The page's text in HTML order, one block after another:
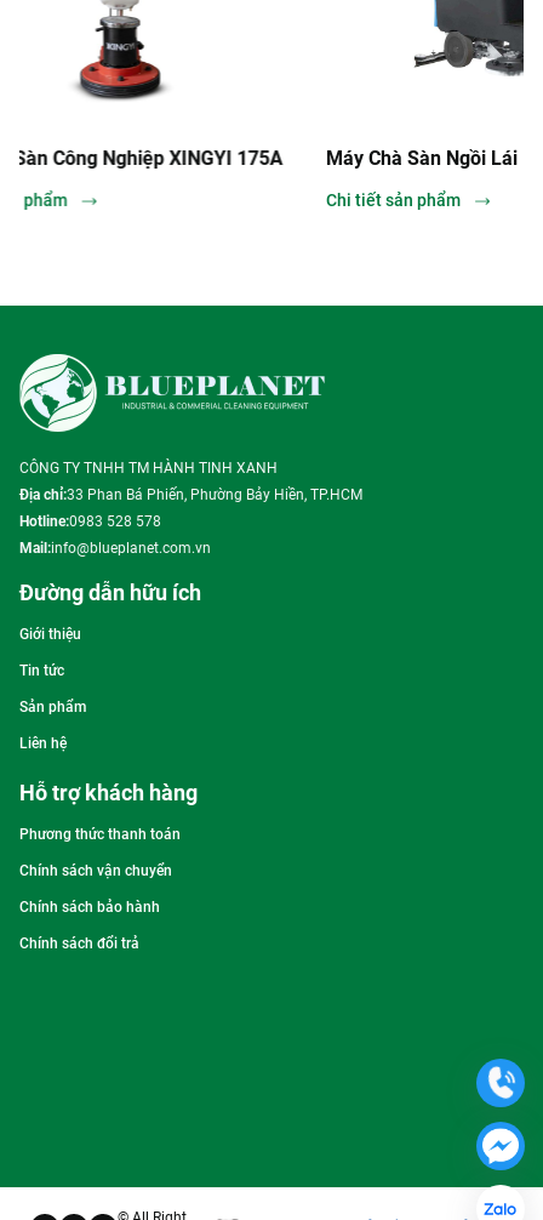
175A Máy Chà Sàn Ngồi Lái Fimap MR85B
CÔNG TY TNHH TM HÀNH TINH XANH
Địa chỉ:33 Phan Bá Phiến, Phường Bảy Hiền, TP.HCM
Hotline:0983 528 578
Mail:info@blueplanet.com.vn
Đường dẫn hữu ích
Giới thiệu
Tin tức
Sản phẩm
Liên hệ
Hỗ trợ khách hàng
Phương thức thanh toán
Chính sách vận chuyển
Chính sách bảo hành
Chính sách đổi trả